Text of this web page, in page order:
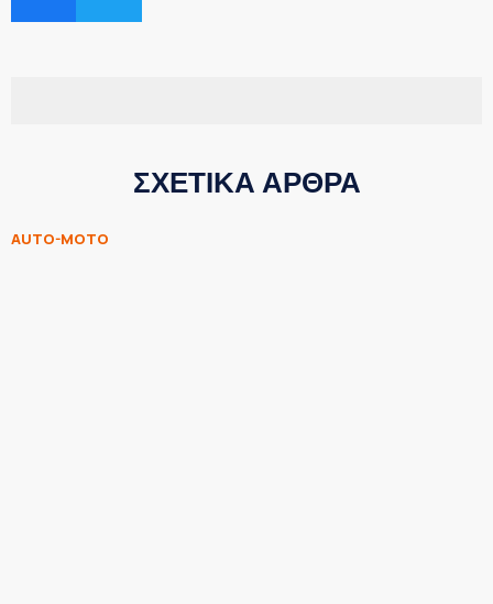
ΣΧΕΤΙΚΑ ΑΡΘΡΑ
AUTO-MOTO